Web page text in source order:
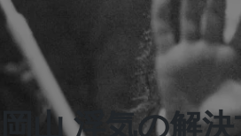
岡山 浮気の解